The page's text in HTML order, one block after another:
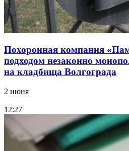
Похоронная компания
подходом незаконно
на кладбища Волгограда
2 июня
12:27